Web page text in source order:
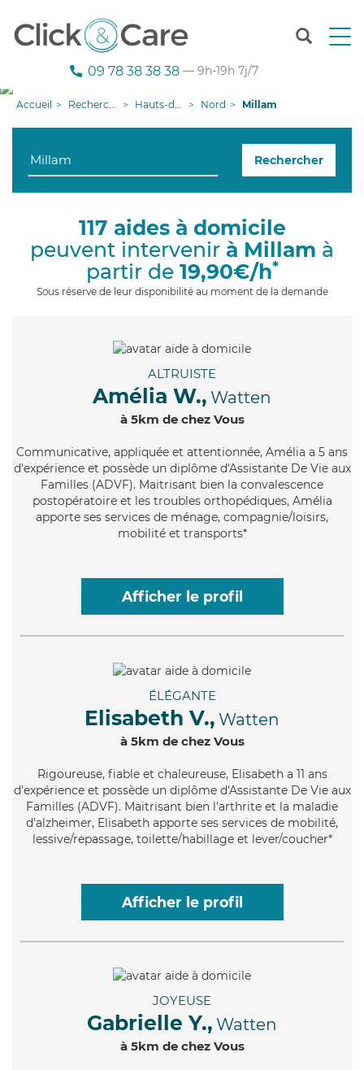
T
n
g
09 78 38 38 38 — 9h-19h 7j/7
Accueil Recherche aide à domicile Hauts-de-France Nord Millam
Rechercher
117 aides à domicile
peuvent intervenir à Millam à
partir de 19,90€/h*
Sous réserve de leur disponibilité au moment de la demande
ALTRUISTE
Amélia W., Watten
à 5km de chez Vous
Communicative, appliquée et attentionnée, Amélia a 5 ans
d'expérience et possède un diplôme d'Assistante De Vie aux
Familles (ADVF). Maitrisant bien la convalescence
postopératoire et les troubles orthopédiques, Amélia
apporte ses services de ménage, compagnie/loisirs,
mobilité et transports*
Afficher le profil
ÉLÉGANTE
Elisabeth V., Watten
à 5km de chez Vous
Rigoureuse, fiable et chaleureuse, Elisabeth a 11 ans
d'expérience et possède un diplôme d'Assistante De Vie aux
Familles (ADVF). Maitrisant bien l'arthrite et la maladie
d'alzheimer, Elisabeth apporte ses services de mobilité,
lessive/repassage, toilette/habillage et lever/coucher*
Afficher le profil
JOYEUSE
Gabrielle Y., Watten
à 5km de chez Vous